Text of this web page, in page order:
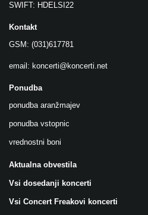
SWIFT: HDELSI22
Kontakt
GSM: (031)617781
email: koncerti@koncerti.net
Ponudba
ponudba aranžmajev
ponudba vstopnic
vrednostni boni
Aktualna obvestila
Vsi dosedanji koncerti
Vsi Concert Freakovi koncerti